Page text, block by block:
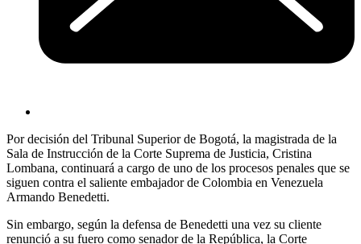
Por decisión del Tribunal Superior de Bogotá, la magistrada de la
Sala de Instrucción de la Corte Suprema de Justicia, Cristina
Lombana, continuará a cargo de uno de los procesos penales que se
siguen contra el saliente embajador de Colombia en Venezuela
Armando Benedetti.
Sin embargo, según la defensa de Benedetti una vez su cliente
renunció a su fuero como senador de la República, la Corte